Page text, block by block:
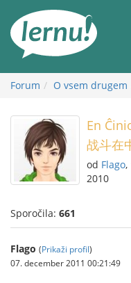
vsebini
Forum O vsem drugem
En
战斗在
od Flago,
2010
Sporočila: 661
Flago (Prikaži profil)
07. december 2011 00:21:49